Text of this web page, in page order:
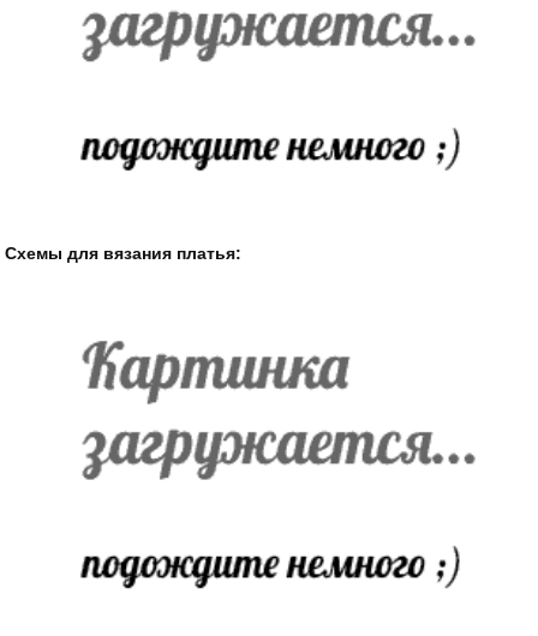
Схемы для вязания платья: